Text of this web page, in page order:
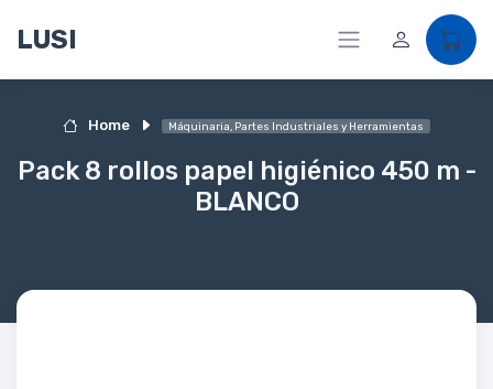
LUSI
Home Máquinaria, Partes Industriales y Herramientas
Pack 8 rollos papel higiénico 450 m -
BLANCO